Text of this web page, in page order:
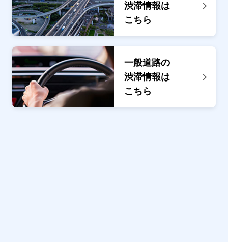
渋滞情報は
こちら
一般道路の
渋滞情報は
こちら